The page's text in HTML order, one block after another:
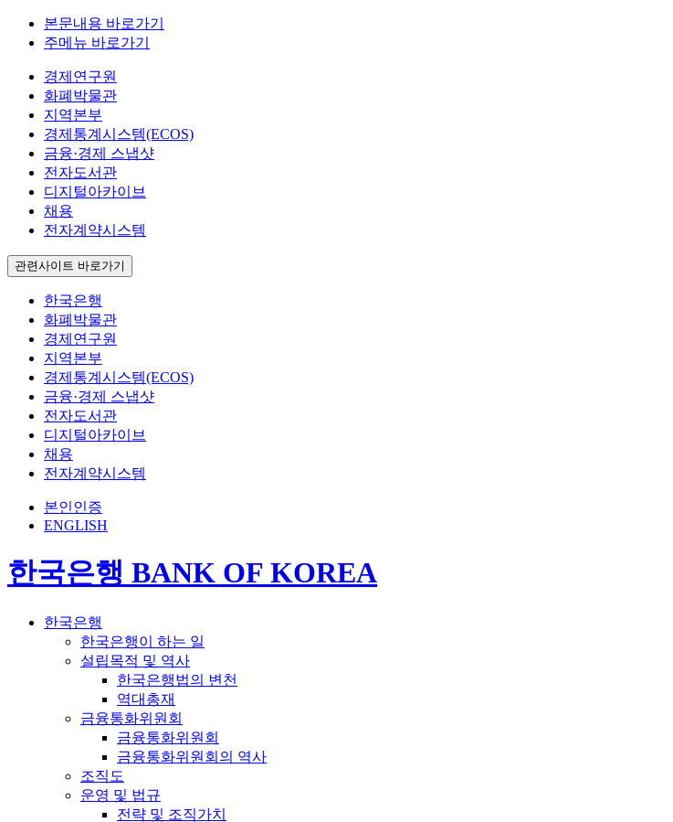
본문내용 바로가기
주메뉴 바로가기
경제연구원
화폐박물관
지역본부
경제통계시스템(ECOS)
금융·경제 스냅샷
전자도서관
디지털아카이브
채용
전자계약시스템
관련사이트 바로가기
한국은행
화폐박물관
경제연구원
지역본부
경제통계시스템(ECOS)
금융·경제 스냅샷
전자도서관
디지털아카이브
채용
전자계약시스템
본인인증
ENGLISH
한국은행 BANK OF KOREA
한국은행
한국은행이 하는 일
설립목적 및 역사
한국은행법의 변천
역대총재
금융통화위원회
금융통화위원회
금융통화위원회의 역사
조직도
운영 및 법규
전략 및 조직가치